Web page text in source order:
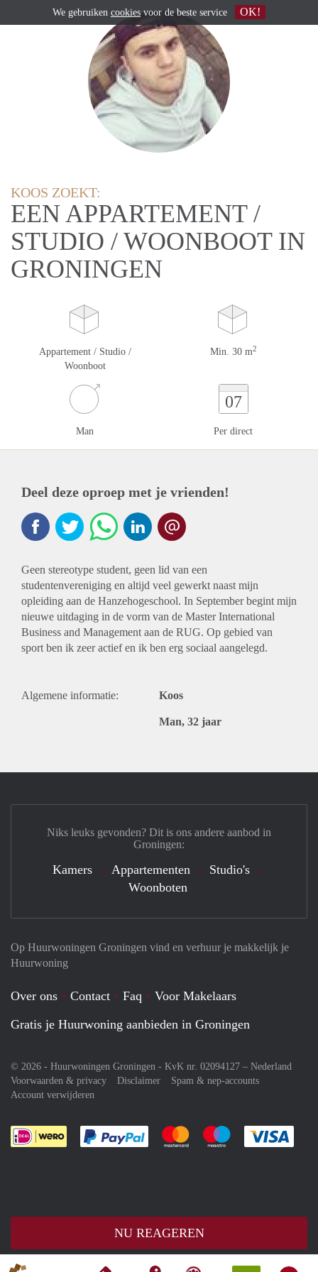
KOOS ZOEKT:
EEN APPARTEMENT /
STUDIO / WOONBOOT IN
GRONINGEN
Appartement / Studio /
Woonboot
Min. 30 m2
Man
07
Per direct
Deel deze oproep met je vrienden!
Geen stereotype student, geen lid van een
studentenvereniging en altijd veel gewerkt naast mijn
opleiding aan de Hanzehogeschool. In September begint mijn
nieuwe uitdaging in de vorm van de Master International
Business and Management aan de RUG. Op gebied van
sport ben ik zeer actief en ik ben erg sociaal aangelegd.
Algemene informatie: Koos
Man, 32 jaar
NU REAGEREN
Op Huurwoningen Groningen vind en verhuur je makkelijk je
Huurwoning
Over ons Contact Faq
Voor Makelaars
Gratis je Huurwoning aanbieden in Groningen
© 2026 - Huurwoningen Groningen - KvK nr. 02094127 – Nederland
Voorwaarden & privacy
Disclaimer
Spam & nep-accounts
Account verwijderen
Je rekent gemakkelijk af met Paypal
Je rekent gemakkelijk af met
Je rekent
Niks leuks gevonden? Dit is ons andere aanbod in
Groningen:
Kamers Appartementen
Studio's
Woonboten
We gebruiken cookies voor de beste service OK!